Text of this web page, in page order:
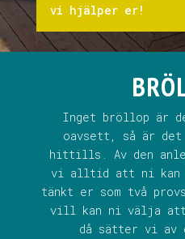
vi hjälper er!
Inget bröllop är
oavsett, så är
hittills. Av den
vi alltid att ni kan
tänkt er som två
vill kan ni välja att
då sätter vi av